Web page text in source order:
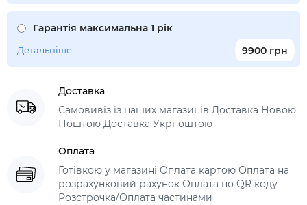
Гарантія максимальна 1 рік
9900 грн
Детальніше
Доставка
Самовивіз із наших магазинів Доставка Новою
Поштою Доставка Укрпоштою
Оплата
Готівкою у магазині Оплата картою Оплата на
розрахунковий рахунок Оплата по QR коду
Розстрочка/Оплата частинами